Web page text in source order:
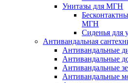
Унитазы для МГН
МГН
Сиденья для
Антивандальная
Антивандальные
Антивандальные
Антивандальные
Антивандальные